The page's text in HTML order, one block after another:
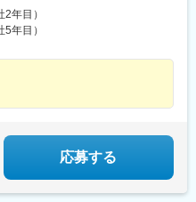
川駅、英賀保駅、網干駅、郡山
山県)、岡山駅前駅、備前一宮
所前駅、福山駅、湯田温泉駅、阿
須駅(高知県)、南行橋駅、行橋
、二島駅、遠賀野駅、本城駅、
日南駅、清武駅、高見橋駅、錦江
駅、西出水駅、苗穂駅、琴似駅(札
駅、西小山駅、旗の台駅、緑が丘
巣鴨駅、本駒込駅、春日駅(東京
山県、石川県、福井県【東海】
【関西】滋賀県、京都府、大阪
県、高知県【九州・沖縄】福岡
分県、宮崎県、鹿児島県受動喫
駅(常磐線)、東区役所前駅、琴似
公園前駅、東海駅、赤塚駅、上菅
、北浦和駅、東浦和駅、東鷲宮
崎駅、朝霞台駅、新座駅、上尾
駅、錦糸町駅、新小岩駅、小岩
、平井駅(東京都)、駒込駅、白山駅
(東京都)、浜田山駅、千歳烏山
野広小路駅、外苑前駅、赤坂駅(東
年目）
年目）
応募する